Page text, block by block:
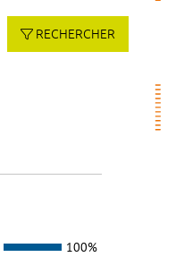
RECHERCHER
100%